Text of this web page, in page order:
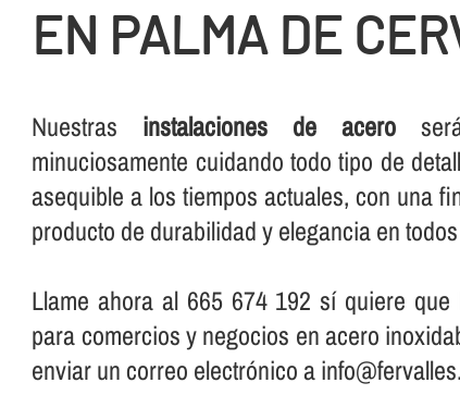
EN PALMA DE
Nuestras instalaciones de acero
minuciosamente cuidando todo tipo de
asequible a los tiempos actuales, con una
producto de durabilidad y elegancia en
Llame ahora al 665 674 192 sí­ quiere que
para comercios y negocios en acero
enviar un correo electrónico a info@fervalles.